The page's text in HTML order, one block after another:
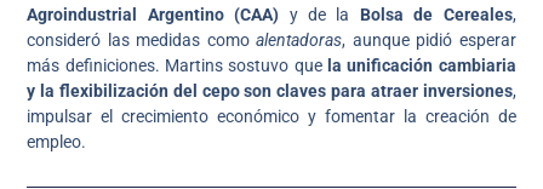
Agroindustrial Argentino (CAA) y de la Bolsa de Cereales,
consideró las medidas comoalentadoras, aunque pidió esperar
más definiciones. Martins sostuvo que la unificación cambiaria
y la flexibilización del cepo son claves para atraer inversiones,
impulsar el crecimiento económico y fomentar la creación de
empleo.